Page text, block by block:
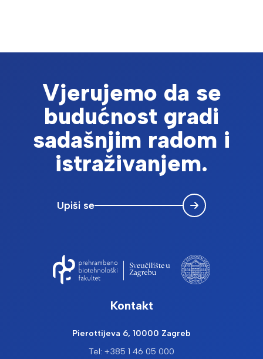
Vjerujemo da se
budućnost gradi
sadašnjim radom i
istraživanjem.
Upiši se
Kontakt
Pierottijeva 6, 10000 Zagreb
Tel: +385 1 46 05 000